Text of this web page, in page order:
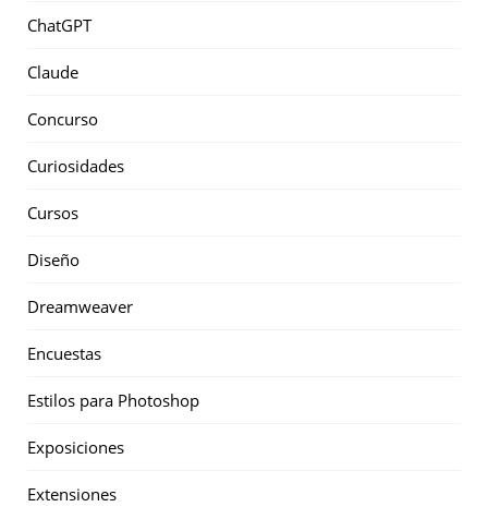
ChatGPT
Claude
Concurso
Curiosidades
Cursos
Diseño
Dreamweaver
Encuestas
Estilos para Photoshop
Exposiciones
Extensiones